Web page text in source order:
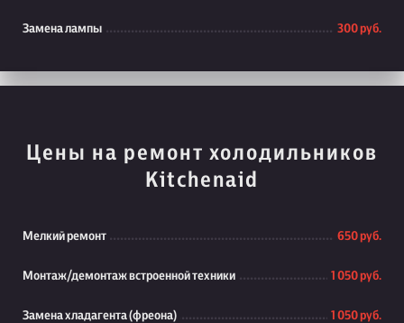
Замена лампы 300 руб.
Цены на ремонт холодильников
Kitchenaid
Мелкий ремонт 650 руб.
Монтаж/демонтаж встроенной техники 1 050 руб.
Замена хладагента (фреона) 1 050 руб.